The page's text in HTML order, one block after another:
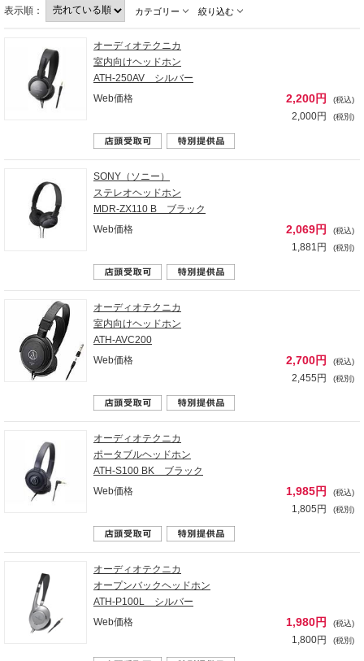
表示順： カテゴリー 絞り込む
オーディオテクニカ
室内向けヘッドホン
ATH-250AV シルバー
Web価格
2,200円 (税込)
2,000円 (税別)
SONY（ソニー）
ステレオヘッドホン
MDR-ZX110 B ブラック
Web価格
2,069円 (税込)
1,881円 (税別)
オーディオテクニカ
室内向けヘッドホン
ATH-AVC200
Web価格
2,700円 (税込)
2,455円 (税別)
オーディオテクニカ
ポータブルヘッドホン
ATH-S100 BK ブラック
Web価格
1,985円 (税込)
1,805円 (税別)
オーディオテクニカ
オープンバックヘッドホン
ATH-P100L シルバー
Web価格
1,980円 (税込)
1,800円 (税別)